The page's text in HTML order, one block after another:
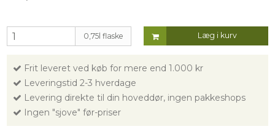
0,75l flaske Læg i kurv
Frit leveret ved køb for mere end 1.000 kr
Leveringstid 2-3 hverdage
Levering direkte til din hoveddør, ingen pakkeshops
Ingen "sjove" før-priser